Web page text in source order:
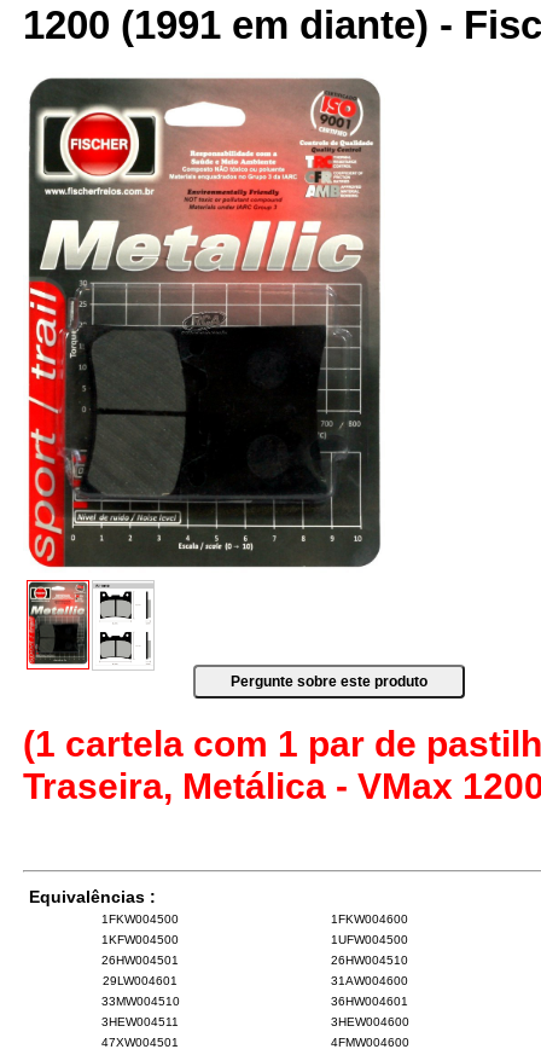
1200 (1991 em diante) -
(1 cartela com 1 par de
Traseira, Metálica - VMax
Equivalências :
1FKW004500
1FKW004600
1KFW004500
1UFW004500
26HW004501
26HW004510
29LW004601
31AW004600
33MW004510
36HW004601
3HEW004511
3HEW004600
47XW004501
4FMW004600